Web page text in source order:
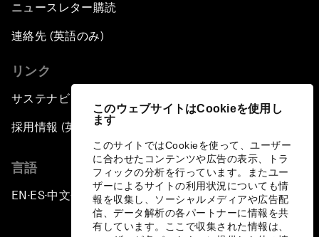
このウェブサイトはCookieを使用し
ます
このサイトではCookieを使って、ユーザー
に合わせたコンテンツや広告の表示、トラ
フィックの分析を行っています。またユー
ザーによるサイトの利用状況についても情
報を収集し、ソーシャルメディアや広告配
信、データ解析の各パートナーに情報を共
有しています。ここで収集された情報は、
ニュースレター購読
連絡先 (英語のみ)
リンク
サステナビリティへの取り組み
採用情報 (英語のみ)
言語
EN ▪ ES▪中文▪ 日本語